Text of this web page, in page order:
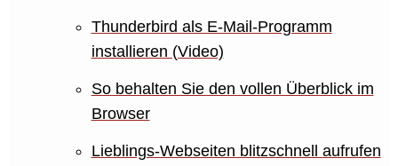
Thunderbird als E-Mail-Programm
installieren (Video)
So behalten Sie den vollen Überblick im
Browser
Lieblings-Webseiten blitzschnell aufrufen